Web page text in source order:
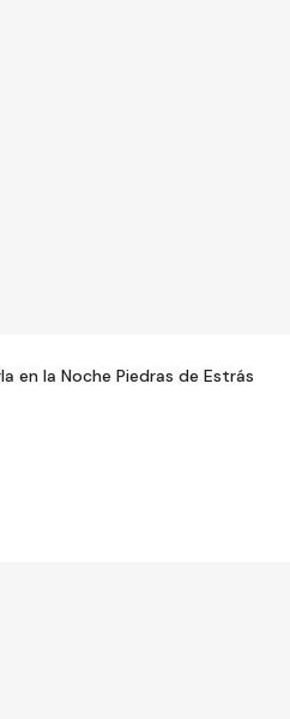
en la Noche Piedras de Estrás